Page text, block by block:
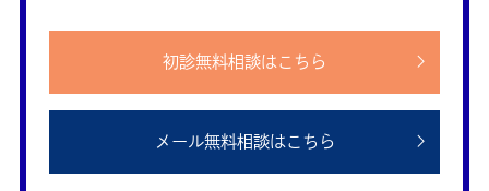
初診無料相談はこちら
メール無料相談はこちら